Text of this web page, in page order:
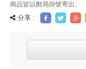
商品皆以郵局掛號寄出。
分享 :